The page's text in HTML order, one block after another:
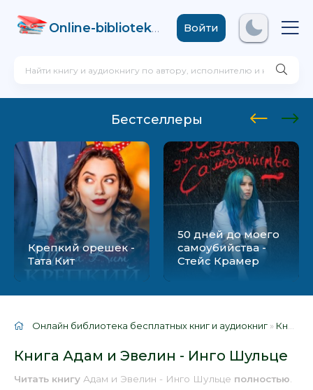
Online-biblioteka .comВойти
Бестселлеры
Крепкий орешек -
Тата Кит
50 дней до моего
самоубийства -
Стейс Крамер
Онлайн библиотека бесплатных книг и аудиокниг » Книги
Книга Адам и Эвелин - Инго Шульце
Читать книгу Адам и Эвелин - Инго Шульце полностью